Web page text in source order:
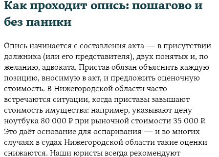
Как проходит опись: пошагово и
без паники
Опись начинается с составления акта — в присутствии
должника (или его представителя), двух понятых и, по
желанию, адвоката. Пристав обязан объяснить каждую
позицию, вносимую в акт, и предложить оценочную
стоимость. В Нижегородской области часто
встречаются ситуации, когда приставы завышают
стоимость имущества: например, указывают цену
ноутбука 80 000 ₽ при рыночной стоимости 35 000 ₽.
Это даёт основание для оспаривания — и во многих
случаях в судах Нижегородской области такие оценки
снижаются. Наши юристы всегда рекомендуют